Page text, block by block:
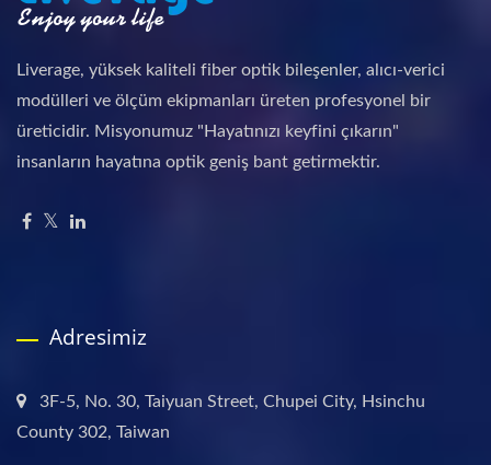
Liverage, yüksek kaliteli fiber optik bileşenler, alıcı-verici
modülleri ve ölçüm ekipmanları üreten profesyonel bir
üreticidir. Misyonumuz "Hayatınızı keyfini çıkarın"
insanların hayatına optik geniş bant getirmektir.
Adresimiz
3F-5, No. 30, Taiyuan Street, Chupei City, Hsinchu
County 302, Taiwan